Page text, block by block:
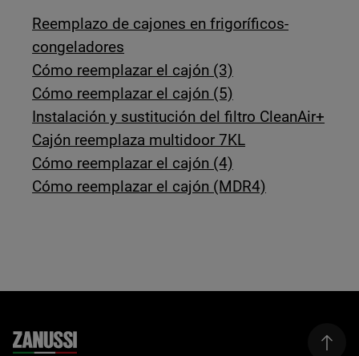
Reemplazo de cajones en frigoríficos-
congeladores
Cómo reemplazar el cajón (3)
Cómo reemplazar el cajón (5)
Instalación y sustitución del filtro CleanAir+
Cajón reemplaza multidoor 7KL
Cómo reemplazar el cajón (4)
Cómo reemplazar el cajón (MDR4)